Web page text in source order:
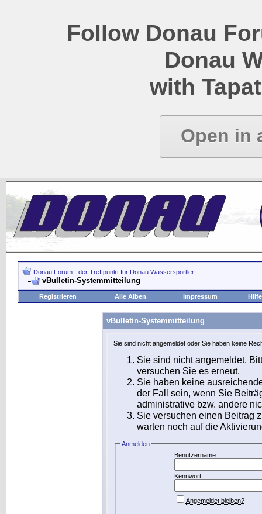
Follow Donau
Donau
with
Open in
Donau Forum - der Treffpunkt für Donau Wassersportler
vBulletin-Systemmitteilung
Registrieren Alle Alben Impressum Hilfe
vBulletin-Systemmitteilung
Sie sind nicht angemeldet oder Sie haben keine
Sie sind nicht angemeldet.
versuchen Sie es erneut.
Sie haben keine
der Fall sein, wenn Sie
administrative bzw. andere
Sie versuchen einen Beitrag
warten noch auf die
Anmelden
Benutzername:
Kennwort:
Angemeldet bleiben?